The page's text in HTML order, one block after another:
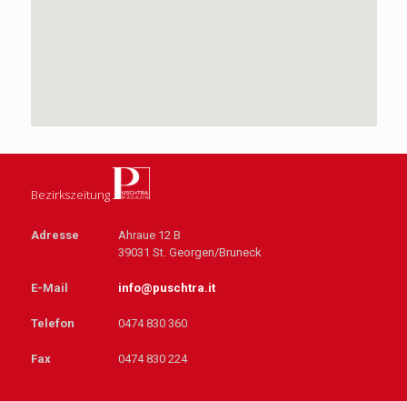
Bezirkszeitung
Adresse
Ahraue 12 B
39031 St. Georgen/Bruneck
E-Mail info@puschtra.it
Telefon 0474 830 360
Fax 0474 830 224